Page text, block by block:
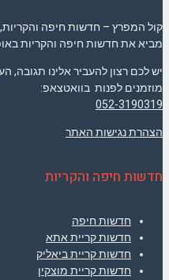
קול המפרץ – חדשות חיפה
מביא את חדשות חיפה והקריות
יש לכם רצון להעביר אלינו תגובה,
מוזמנים לפנות בוואטצאפ:
052-3190319
הצהרת נגישות האתר
חדשות חיפה והקריות
חדשות חיפה
חדשות קריית אתא
חדשות קריית ביאליק
חדשות קריית מוצקין